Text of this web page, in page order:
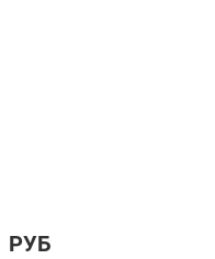
РУБ